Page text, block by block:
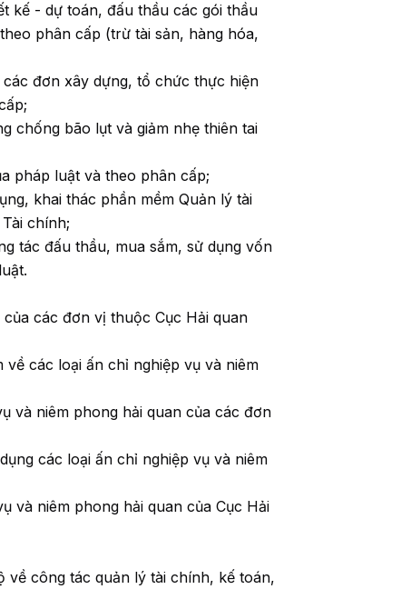
kế - dự toán, đấu thầu các gói thầu
phân cấp (trừ tài sản, hàng hóa,
đơn xây dựng, tổ chức thực hiện
chống bão lụt và giảm nhẹ thiên tai
pháp luật và theo phân cấp;
khai thác phần mềm Quản lý tài
chính;
tác đấu thầu, mua sắm, sử dụng vốn
các đơn vị thuộc Cục Hải quan
các loại ấn chỉ nghiệp vụ và niêm
và niêm phong hải quan của các đơn
các loại ấn chỉ nghiệp vụ và niêm
và niêm phong hải quan của Cục Hải
về công tác quản lý tài chính, kế toán,